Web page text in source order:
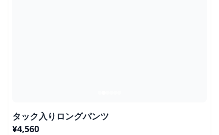
タック入りロングパンツ
¥4,560